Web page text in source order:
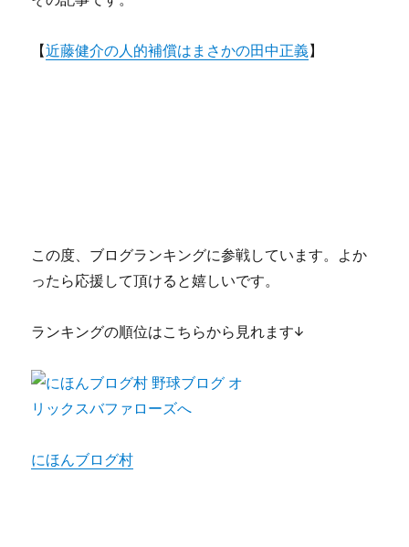
【近藤健介の人的補償はまさかの田中正義】
この度、ブログランキングに参戦しています。よか
ったら応援して頂けると嬉しいです。
ランキングの順位はこちらから見れます↓
にほんブログ村